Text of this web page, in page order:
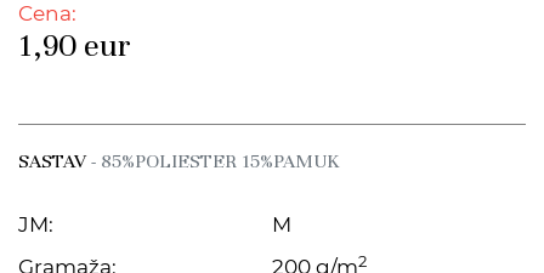
Cena:
1,90 eur
SASTAV- 85%POLIESTER 15%PAMUK
JM:
M
Gramaža:
200 g/m2